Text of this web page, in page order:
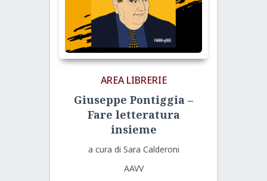
AREA LIBRERIE
Giuseppe Pontiggia –
Fare letteratura
insieme
a cura di Sara Calderoni
AAVV